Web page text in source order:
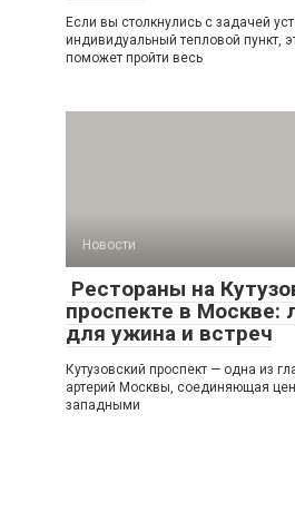
Если вы столкнулись с задачей
индивидуальный тепловой пункт,
поможет пройти весь
Новости
Рестораны на
проспекте в Москве:
для ужина и встреч
Кутузовский проспект — одна из
артерий Москвы, соединяющая
западными